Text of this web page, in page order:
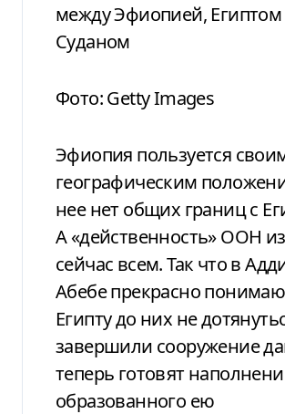
между Эфиопией,
Суданом
Фото: Getty Images
Эфиопия пользуется
географическим
нее нет общих границ с
А «действенность» ООН
сейчас всем. Так что в
Абебе прекрасно
Египту до них не
завершили сооружение
теперь готовят
образованного ею